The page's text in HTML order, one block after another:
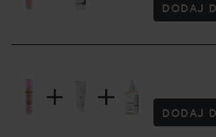
DODAJ
DODAJ